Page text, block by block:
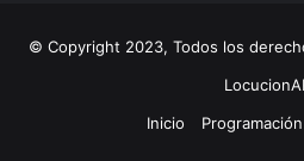
© Copyright 2023, Todos los
Inicio
Programación